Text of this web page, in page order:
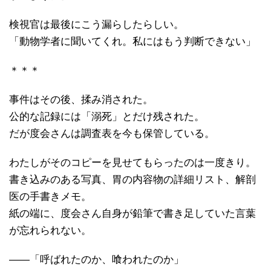
検視官は最後にこう漏らしたらしい。
「動物学者に聞いてくれ。私にはもう判断できない」
＊＊＊
事件はその後、揉み消された。
公的な記録には「溺死」とだけ残された。
だが度会さんは調査表を今も保管している。
わたしがそのコピーを見せてもらったのは一度きり。
書き込みのある写真、胃の内容物の詳細リスト、解剖
医の手書きメモ。
紙の端に、度会さん自身が鉛筆で書き足していた言葉
が忘れられない。
――「呼ばれたのか、喰われたのか」